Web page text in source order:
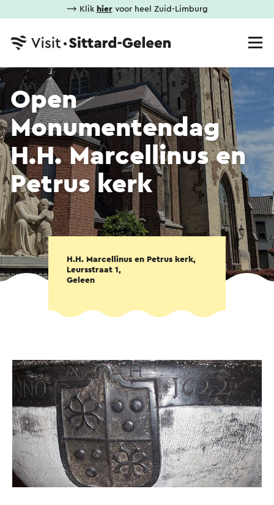
⟶ Klik hiervoor heel Zuid-Limburg
Open
Monumentendag
H.H. Marcellinus en
Petrus kerk
H.H. Marcellinus en Petrus kerk,
Leursstraat 1,
Geleen